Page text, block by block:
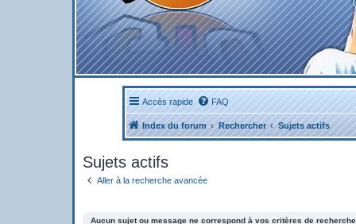
Accès rapide FAQ
Index du forum Rechercher Sujets actifs
Sujets actifs
Aller à la recherche avancée
Aucun sujet ou message ne correspond à vos critères de